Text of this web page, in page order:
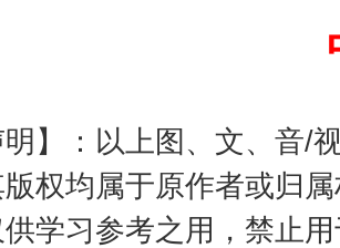
明】：以上图、文、音/
权均属于原作者或归
学习参考之用，禁止
生